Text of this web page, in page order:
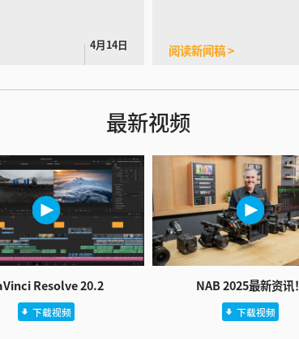
4月14日 阅读新闻稿 >
最新视频
Resolve 20.2
下载视频
NAB 2025最新资讯！
下载视频